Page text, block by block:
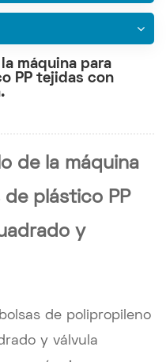
máquina para
PP tejidas con
de la máquina
plástico PP
y
de polipropileno
y válvula